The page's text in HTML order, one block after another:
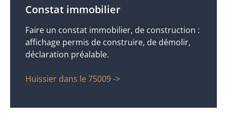
Constat immobilier
Faire un constat immobilier, de construction :
affichage permis de construire, de démolir,
déclaration préalable.
Huissier dans le 75009 ->